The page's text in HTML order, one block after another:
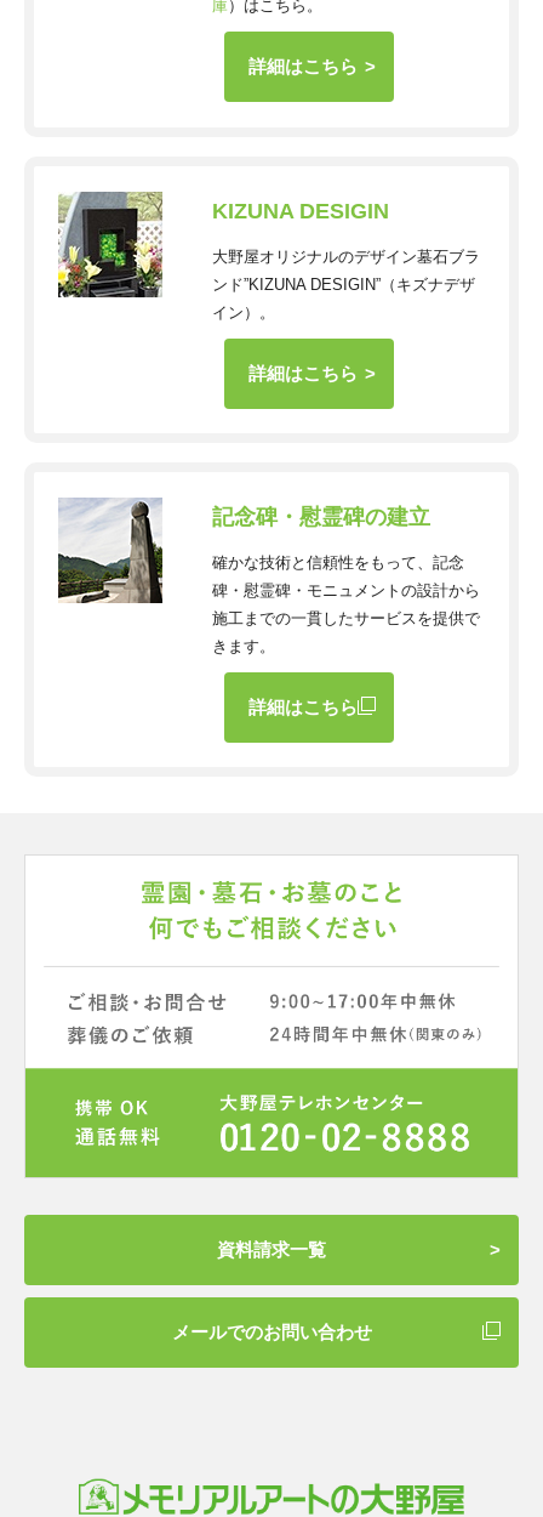
庫）はこちら。
詳細はこちら
KIZUNA DESIGIN
大野屋オリジナルのデザイン墓石ブラ
ンド”KIZUNA DESIGIN”（キズナデザ
イン）。
詳細はこちら
記念碑・慰霊碑の建立
確かな技術と信頼性をもって、記念
碑・慰霊碑・モニュメントの設計から
施工までの一貫したサービスを提供で
きます。
詳細はこちら
資料請求一覧
メールでのお問い合わせ